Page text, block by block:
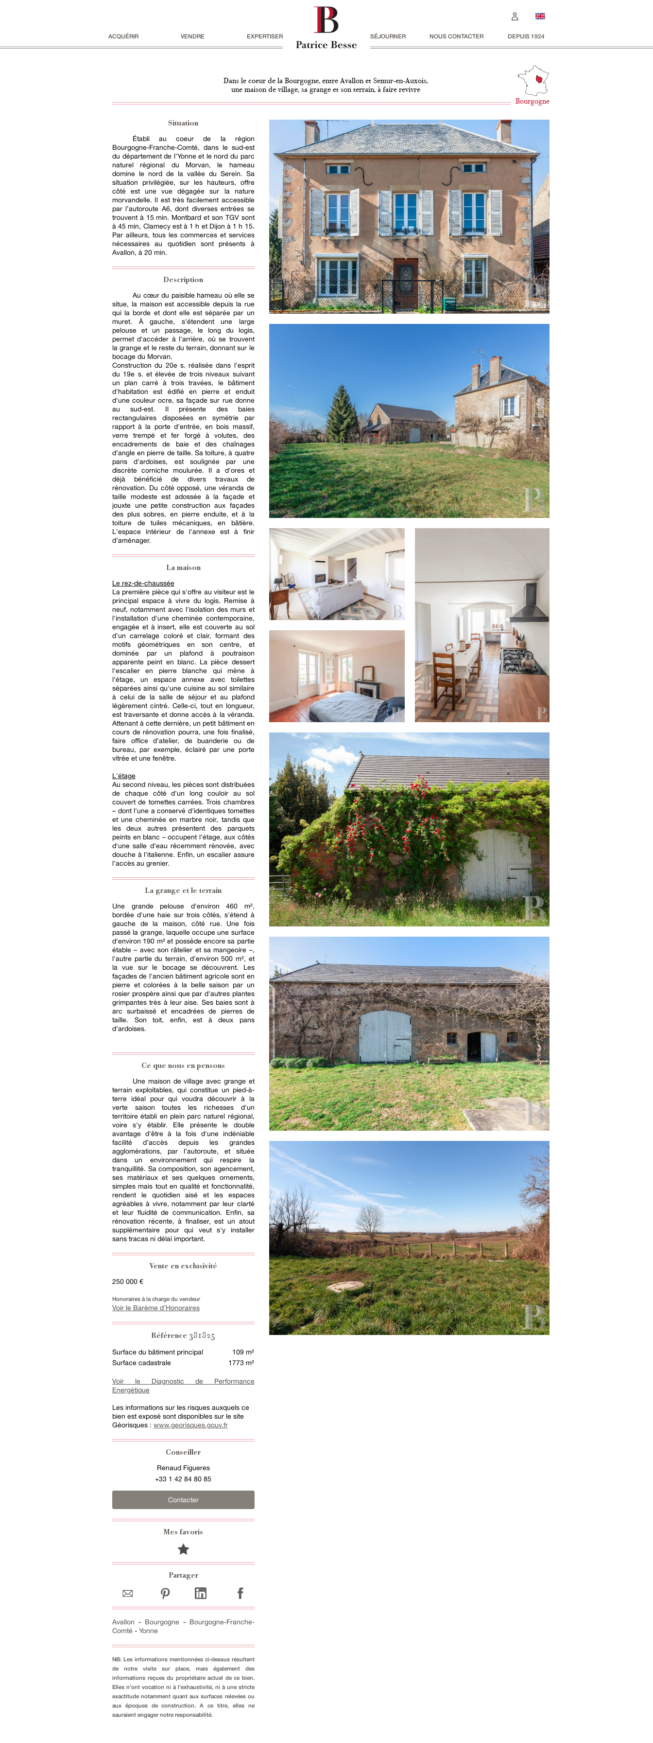
ACQUÉRIR VENDRE EXPERTISER SÉJOURNER NOUS CONTACTER DEPUIS 1924
Dans le coeur de la Bourgogne, entre Avallon et Semur-en-Auxois,
une maison de village, sa grange et son terrain, à faire revivre
Bourgogne
Situation
Établi au coeur de la région
Bourgogne-Franche-Comté, dans le sud-est
du département de l'Yonne et le nord du parc
naturel régional du Morvan, le hameau
domine le nord de la vallée du Serein. Sa
situation privilégiée, sur les hauteurs, offre
côté est une vue dégagée sur la nature
morvandelle. Il est très facilement accessible
par l’autoroute A6, dont diverses entrées se
trouvent à 15 min. Montbard et son TGV sont
à 45 min, Clamecy est à 1 h et Dijon à 1 h 15.
Par ailleurs, tous les commerces et services
nécessaires au quotidien sont présents à
Avallon, à 20 min.
Description
Au cœur du paisible hameau où elle se
situe, la maison est accessible depuis la rue
qui la borde et dont elle est séparée par un
muret. À gauche, s'étendent une large
pelouse et un passage, le long du logis,
permet d'accéder à l'arrière, où se trouvent
la grange et le reste du terrain, donnant sur le
bocage du Morvan.
Construction du 20e s. réalisée dans l'esprit
du 19e s. et élevée de trois niveaux suivant
un plan carré à trois travées, le bâtiment
d'habitation est édifié en pierre et enduit
d'une couleur ocre, sa façade sur rue donne
au sud-est. Il présente des baies
rectangulaires disposées en symétrie par
rapport à la porte d'entrée, en bois massif,
verre trempé et fer forgé à volutes, des
encadrements de baie et des chaînages
d'angle en pierre de taille. Sa toiture, à quatre
pans d'ardoises, est soulignée par une
discrète corniche moulurée. Il a d'ores et
déjà bénéficié de divers travaux de
rénovation. Du côté opposé, une véranda de
taille modeste est adossée à la façade et
jouxte une petite construction aux façades
des plus sobres, en pierre enduite, et à la
toiture de tuiles mécaniques, en bâtière.
L'espace intérieur de l'annexe est à finir
d'aménager.
La maison
Le rez-de-chaussée
La première pièce qui s'offre au visiteur est le
principal espace à vivre du logis. Remise à
neuf, notamment avec l'isolation des murs et
l'installation d'une cheminée contemporaine,
engagée et à insert, elle est couverte au sol
d'un carrelage coloré et clair, formant des
motifs géométriques en son centre, et
dominée par un plafond à poutraison
apparente peint en blanc. La pièce dessert
l'escalier en pierre blanche qui mène à
l'étage, un espace annexe avec toilettes
séparées ainsi qu'une cuisine au sol similaire
à celui de la salle de séjour et au plafond
légèrement cintré. Celle-ci, tout en longueur,
est traversante et donne accès à la véranda.
Attenant à cette dernière, un petit bâtiment en
cours de rénovation pourra, une fois finalisé,
faire office d'atelier, de buanderie ou de
bureau, par exemple, éclairé par une porte
vitrée et une fenêtre.
L'étage
Au second niveau, les pièces sont distribuées
de chaque côté d'un long couloir au sol
couvert de tomettes carrées. Trois chambres
– dont l'une a conservé d'identiques tomettes
et une cheminée en marbre noir, tandis que
les deux autres présentent des parquets
peints en blanc – occupent l'étage, aux côtés
d'une salle d'eau récemment rénovée, avec
douche à l'italienne. Enfin, un escalier assure
l'accès au grenier.
La grange et le terrain
Une grande pelouse d'environ 460 m²,
bordée d'une haie sur trois côtés, s'étend à
gauche de la maison, côté rue. Une fois
passé la grange, laquelle occupe une surface
d'environ 190 m² et possède encore sa partie
étable – avec son râtelier et sa mangeoire –,
l'autre partie du terrain, d'environ 500 m², et
la vue sur le bocage se découvrent. Les
façades de l'ancien bâtiment agricole sont en
pierre et colorées à la belle saison par un
rosier prospère ainsi que par d'autres plantes
grimpantes très à leur aise. Ses baies sont à
arc surbaissé et encadrées de pierres de
taille. Son toit, enfin, est à deux pans
d'ardoises.
Ce que nous en pensons
Une maison de village avec grange et
terrain exploitables, qui constitue un pied-à-
terre idéal pour qui voudra découvrir à la
verte saison toutes les richesses d'un
territoire établi en plein parc naturel régional,
voire s'y établir. Elle présente le double
avantage d'être à la fois d'une indéniable
facilité d’accès depuis les grandes
agglomérations, par l’autoroute, et située
dans un environnement qui respire la
tranquillité. Sa composition, son agencement,
ses matériaux et ses quelques ornements,
simples mais tout en qualité et fonctionnalité,
rendent le quotidien aisé et les espaces
agréables à vivre, notamment par leur clarté
et leur fluidité de communication. Enfin, sa
rénovation récente, à finaliser, est un atout
supplémentaire pour qui veut s'y installer
sans tracas ni délai important.
Vente en exclusivité
250 000 €
Honoraires à la charge du vendeur
Voir le Barème d'Honoraires
Référence381825
Surface du bâtiment principal
109 m²
Surface cadastrale
1773 m²
Voir le Diagnostic de Performance
Energétique
Les informations sur les risques auxquels ce
bien est exposé sont disponibles sur le site
Géorisques : www.georisques.gouv.fr
Conseiller
Renaud Figueres
+33 1 42 84 80 85
Contacter
Mes favoris
Partager
Avallon - Bourgogne - Bourgogne-Franche-
Comté - Yonne
NB: Les informations mentionnées ci-dessus résultent
de notre visite sur place, mais également des
informations reçues du propriétaire actuel de ce bien.
Elles n’ont vocation ni à l’exhaustivité, ni à une stricte
exactitude notamment quant aux surfaces relevées ou
aux époques de construction. A ce titre, elles ne
sauraient engager notre responsabilité.